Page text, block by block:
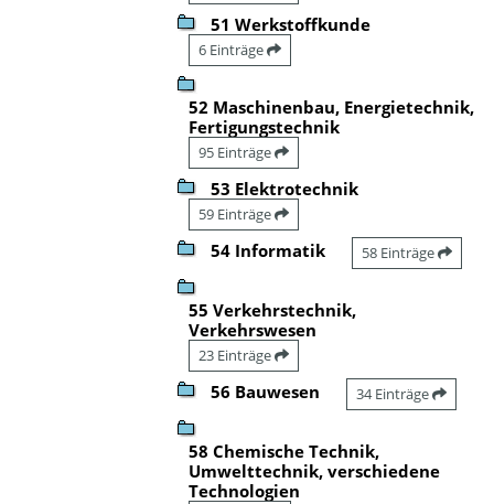
51 Werkstoffkunde
6 Einträge
52 Maschinenbau, Energietechnik,
Fertigungstechnik
95 Einträge
53 Elektrotechnik
59 Einträge
54 Informatik 58 Einträge
55 Verkehrstechnik,
Verkehrswesen
23 Einträge
56 Bauwesen 34 Einträge
58 Chemische Technik,
Umwelttechnik, verschiedene
Technologien